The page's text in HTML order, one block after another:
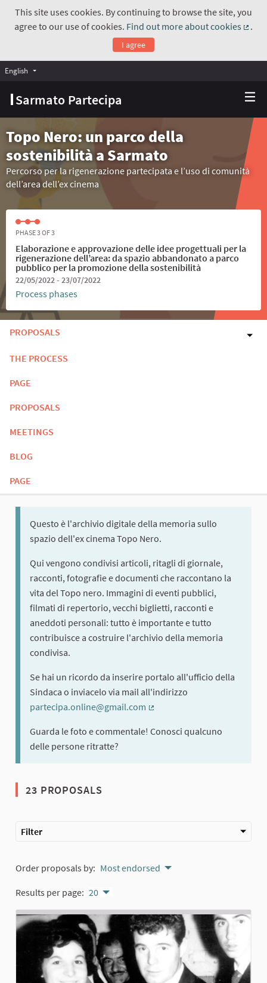
This site uses cookies. By continuing to browse the site, you
agree to our use of cookies. Find out more about cookies
.
I agree
Sarmato Partecipa
English Choose language
Topo Nero: un parco della
sostenibilità a Sarmato
Percorso per la rigenerazione partecipata e l’uso di comunità
dell’area dell’ex cinema
PHASE 3 OF 3
Elaborazione e approvazione delle idee progettuali per la
rigenerazione dell’area: da spazio abbandonato a parco
pubblico per la promozione della sostenibilità
22/05/2022 - 23/07/2022
Process phases
PROPOSALS
THE PROCESS
PAGE
PROPOSALS
MEETINGS
BLOG
PAGE
Questo è l'archivio digitale della memoria sullo
spazio dell'ex cinema Topo Nero.
Qui vengono condivisi articoli, ritagli di giornale,
racconti, fotografie e documenti che raccontano la
vita del Topo nero. Immagini di eventi pubblici,
filmati di repertorio, vecchi biglietti, racconti e
aneddoti personali: tutto è importante e tutto
contribuisce a costruire l'archivio della memoria
condivisa.
Se hai un ricordo da inserire portalo all'ufficio della
Sindaca o inviacelo via mail all'indirizzo
partecipa.online@gmail.com
Guarda le foto e commentale! Conosci qualcuno
delle persone ritratte?
23 PROPOSALS
Filter
Order proposals by: Most endorsed
Results per page: 20